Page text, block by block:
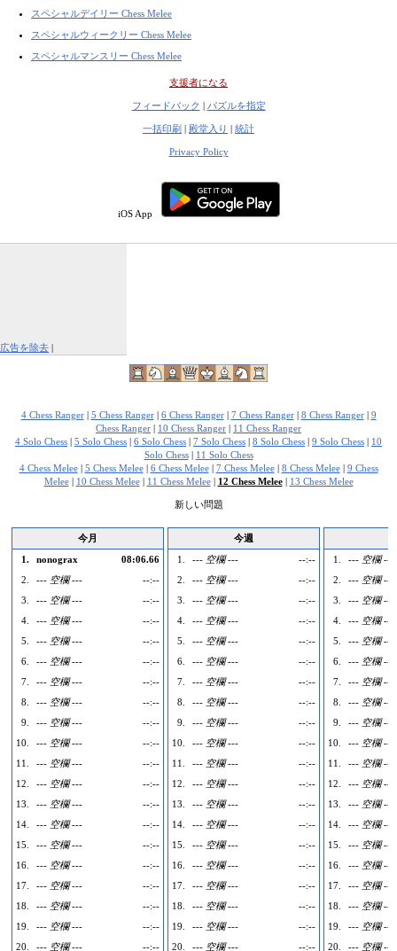
スペシャルデイリー Chess Melee
スペシャルウィークリー Chess Melee
スペシャルマンスリー Chess Melee
支援者になる
フィードバック | パズルを指定
一括印刷 | 殿堂入り | 統計
Privacy Policy
iOS App
広告を除去 |
4 Chess Ranger| 5 Chess Ranger| 6 Chess Ranger| 7 Chess Ranger| 8 Chess Ranger| 9
Chess Ranger | 10 Chess Ranger | 11 Chess Ranger
4 Solo Chess | 5 Solo Chess | 6 Solo Chess | 7 Solo Chess | 8 Solo Chess | 9 Solo Chess | 10
Solo Chess| 11 Solo Chess
4 Chess Melee| 5 Chess Melee| 6 Chess Melee| 7 Chess Melee| 8 Chess Melee| 9 Chess
Melee| 10 Chess Melee| 11 Chess Melee| 12 Chess Melee| 13 Chess Melee
新しい問題
今月
1.
nonograx
08:06.66
2.
--- 空欄 ---
--:--
3.
--- 空欄 ---
--:--
4.
--- 空欄 ---
--:--
5.
--- 空欄 ---
--:--
6.
--- 空欄 ---
--:--
7.
--- 空欄 ---
--:--
8.
--- 空欄 ---
--:--
9.
--- 空欄 ---
--:--
10.
--- 空欄 ---
--:--
11.
--- 空欄 ---
--:--
12.
--- 空欄 ---
--:--
13.
--- 空欄 ---
--:--
14.
--- 空欄 ---
--:--
15.
--- 空欄 ---
--:--
16.
--- 空欄 ---
--:--
17.
--- 空欄 ---
--:--
18.
--- 空欄 ---
--:--
19.
--- 空欄 ---
--:--
20.
--- 空欄 --- --:--
今週
1.
--- 空欄 ---
--:--
2.
--- 空欄 ---
--:--
3.
--- 空欄 ---
--:--
4.
--- 空欄 ---
--:--
5.
--- 空欄 ---
--:--
6.
--- 空欄 ---
--:--
7.
--- 空欄 ---
--:--
8.
--- 空欄 ---
--:--
9.
--- 空欄 ---
--:--
10.
--- 空欄 ---
--:--
11.
--- 空欄 ---
--:--
12.
--- 空欄 ---
--:--
13.
--- 空欄 ---
--:--
14.
--- 空欄 ---
--:--
15.
--- 空欄 ---
--:--
16.
--- 空欄 ---
--:--
17.
--- 空欄 ---
--:--
18.
--- 空欄 ---
--:--
19.
--- 空欄 ---
--:--
20.
--- 空欄 --- --:--
1.
--- 空欄 ---
2.
--- 空欄 ---
3.
--- 空欄 ---
4.
--- 空欄 ---
5.
--- 空欄 ---
6.
--- 空欄 ---
7.
--- 空欄 ---
8.
--- 空欄 ---
9.
--- 空欄 ---
10.
--- 空欄 ---
11.
--- 空欄 ---
12.
--- 空欄 ---
13.
--- 空欄 ---
14.
--- 空欄 ---
15.
--- 空欄 ---
16.
--- 空欄 ---
17.
--- 空欄 ---
18.
--- 空欄 ---
19.
--- 空欄 ---
20.
--- 空欄 ---